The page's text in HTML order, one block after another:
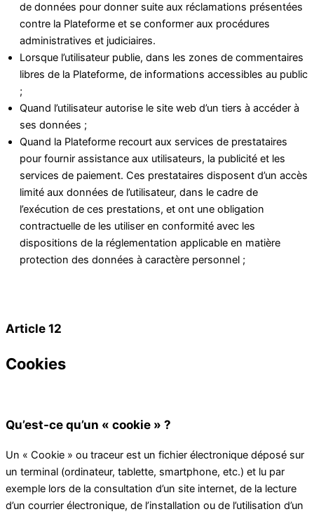
de données pour donner suite aux réclamations présentées
contre la Plateforme et se conformer aux procédures
administratives et judiciaires.
Lorsque l’utilisateur publie, dans les zones de commentaires
libres de la Plateforme, de informations accessibles au public
;
Quand l’utilisateur autorise le site web d’un tiers à accéder à
ses données ;
Quand la Plateforme recourt aux services de prestataires
pour fournir assistance aux utilisateurs, la publicité et les
services de paiement. Ces prestataires disposent d’un accès
limité aux données de l’utilisateur, dans le cadre de
l’exécution de ces prestations, et ont une obligation
contractuelle de les utiliser en conformité avec les
dispositions de la réglementation applicable en matière
protection des données à caractère personnel ;
Article 12
Cookies
Qu’est-ce qu’un « cookie » ?
Un « Cookie » ou traceur est un fichier électronique déposé sur
un terminal (ordinateur, tablette, smartphone, etc.) et lu par
exemple lors de la consultation d’un site internet, de la lecture
d’un courrier électronique, de l’installation ou de l’utilisation d’un